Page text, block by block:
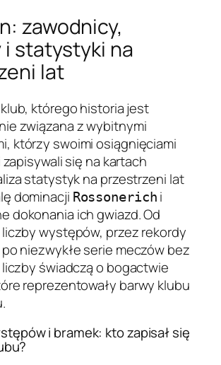
zawodnicy,
i statystyki na
lat
którego historia jest
związana z wybitnymi
którzy swoimi osiągnięciami
się na kartach
statystyk na przestrzeni lat
dominacji Rossonerich i
dokonania ich gwiazd. Od
występów, przez rekordy
niezwykłe serie meczów bez
świadczą o bogactwie
reprezentowały barwy klubu
i bramek: kto zapisał się